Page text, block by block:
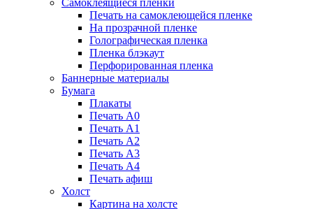
Самоклеящиеся пленки
Печать на самоклеющейся пленке
На прозрачной пленке
Голографическая пленка
Пленка блэкаут
Перфорированная пленка
Баннерные материалы
Бумага
Плакаты
Печать А0
Печать А1
Печать А2
Печать А3
Печать А4
Печать афиш
Холст
Картина на холсте